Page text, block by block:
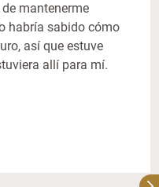
mantenerme
habría sabido cómo
así que estuve
allí para mí.